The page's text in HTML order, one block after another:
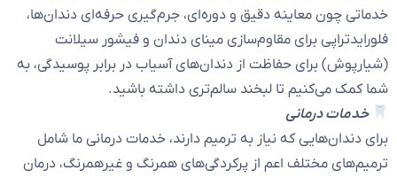
خدماتی چون معاینه دقیق و دوره‌ای، جرم‌گیری حرفه‌ای دندان‌ها،
فلورایدتراپی برای مقاوم‌سازی مینای دندان و فیشور سیلانت
(شیارپوش) برای حفاظت از دندان‌های آسیاب در برابر پوسیدگی، به
شما کمک می‌کنیم تا لبخند سالم‌تری داشته باشید.
خدمات درمانی
برای دندان‌هایی که نیاز به ترمیم دارند، خدمات درمانی ما شامل
ترمیم‌های مختلف اعم از پرکردگی‌های همرنگ و غیرهمرنگ، درمان